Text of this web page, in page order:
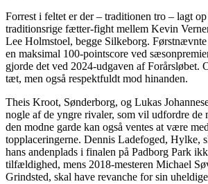
Forrest i feltet er der – traditionen tro – lagt
traditionsrige fætter-fight mellem Kevin
Lee Holmstoel, begge Silkeborg.
en maksimal 100-pointscore ved
gjorde det ved 2024-udgaven af Forårsløbet.
tæt, men også respektfuldt mod hinanden.
Theis Kroot, Sønderborg, og Lukas
nogle af de yngre rivaler, som vil udfordre de
den modne garde kan også ventes at være
topplaceringerne. Dennis Ladefoged, Hylke,
hans andenplads i finalen på Padborg Park
tilfældighed, mens 2018-mesteren Michael
Grindsted, skal have revanche for sin